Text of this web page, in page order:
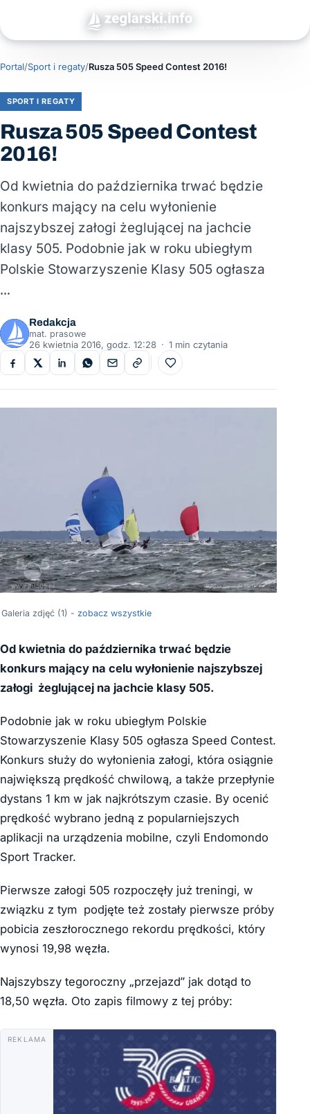
Portal/Sport i regaty/Rusza 505 Speed Contest 2016!
SPORT I REGATY
Rusza 505 Speed Contest
2016!
Od kwietnia do października trwać będzie
konkurs mający na celu wyłonienie
najszybszej załogi żeglującej na jachcie
klasy 505. Podobnie jak w roku ubiegłym
Polskie Stowarzyszenie Klasy 505 ogłasza
…
Redakcja
mat. prasowe
26 kwietnia 2016, godz. 12:28 · 1 min czytania
Do ulubionych
Galeria zdjęć (1) - zobacz wszystkie
Od kwietnia do października trwać będzie
konkurs mający na celu wyłonienie najszybszej
załogi żeglującej na jachcie klasy 505.
Podobnie jak w roku ubiegłym Polskie
Stowarzyszenie Klasy 505 ogłasza Speed Contest.
Konkurs służy do wyłonienia załogi, która osiągnie
największą prędkość chwilową, a także przepłynie
dystans 1 km w jak najkrótszym czasie. By ocenić
prędkość wybrano jedną z popularniejszych
aplikacji na urządzenia mobilne, czyli Endomondo
Sport Tracker.
Pierwsze załogi 505 rozpoczęły już treningi, w
związku z tym podjęte też zostały pierwsze próby
pobicia zeszłorocznego rekordu prędkości, który
wynosi 19,98 węzła.
Najszybszy tegoroczny „przejazd” jak dotąd to
18,50 węzła. Oto zapis filmowy z tej próby:
REKLAMA